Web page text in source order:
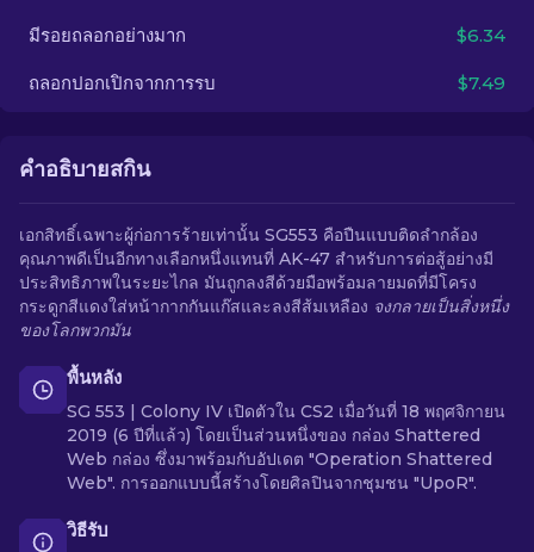
มีรอยถลอกอย่างมาก $6.34
ถลอกปอกเปิกจากการรบ $7.49
คำอธิบายสกิน
เอกสิทธิ์เฉพาะผู้ก่อการร้ายเท่านั้น SG553 คือปืนแบบติดลำกล้อง
คุณภาพดีเป็นอีกทางเลือกหนึ่งแทนที่ AK-47 สำหรับการต่อสู้อย่างมี
ประสิทธิภาพในระยะไกล มันถูกลงสีด้วยมือพร้อมลายมดที่มีโครง
กระดูกสีแดงใส่หน้ากากกันแก๊สและลงสีส้มเหลือง จงกลายเป็นสิ่งหนึ่ง
ของโลกพวกมัน
พื้นหลัง
SG 553 | Colony IV เปิดตัวใน CS2 เมื่อวันที่ 18 พฤศจิกายน
2019 (6 ปีที่แล้ว) โดยเป็นส่วนหนึ่งของ กล่อง Shattered
Web กล่อง ซึ่งมาพร้อมกับอัปเดต "Operation Shattered
Web". การออกแบบนี้สร้างโดยศิลปินจากชุมชน "UpoR".
วิธีรับ